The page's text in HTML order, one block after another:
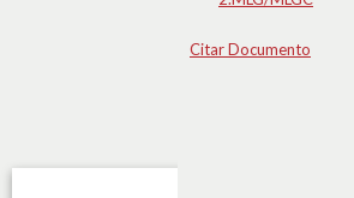
Citar Documento